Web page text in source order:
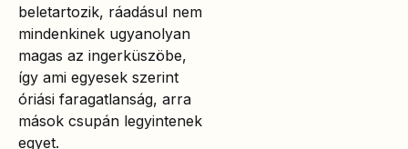
beletartozik, ráadásul nem
mindenkinek ugyanolyan
magas az ingerküszöbe,
így ami egyesek szerint
óriási faragatlanság, arra
mások csupán legyintenek
egyet.